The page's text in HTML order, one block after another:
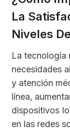
La
Niveles
La tecnología
necesidades
y atención
línea,
dispositivos
en las redes